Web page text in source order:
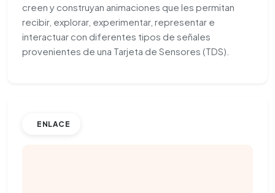
creen y construyan animaciones que les permitan
recibir, explorar, experimentar, representar e
interactuar con diferentes tipos de señales
provenientes de una Tarjeta de Sensores (TDS).
ENLACE